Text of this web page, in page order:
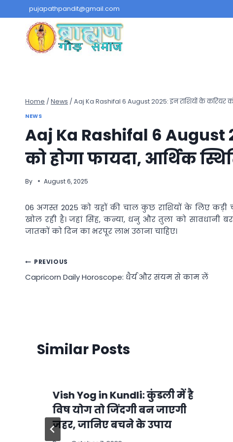
to
content
pujapathpandit@gmail.com
Home / News / Aaj Ka Rashifal 6 August 2025: इन राशियों के करियर
NEWS
Aaj Ka Rashifal 6 August
को होगा फायदा, आर्थिक
By August 6, 2025
06 अगस्त 2025 को ग्रहों की चाल कुछ राशियों के लिए
खोल रही है। जहां सिंह, कन्या, धनु और तुला को सावधानी
जातकों को दिन का भरपूर लाभ उठाना चाहिए।
Post
navigation
PREVIOUS
Capricorn Daily Horoscope: धैर्य और संयम से काम लें
Similar Posts
Vish Yog in Kundli: कुंडली में है
विष योग तो जिंदगी बन जाएगी
जहर, जानिए बचने के उपाय